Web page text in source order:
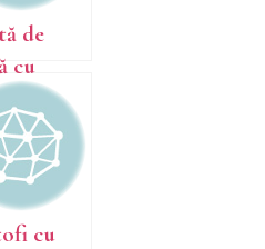
de
cu
de
cu